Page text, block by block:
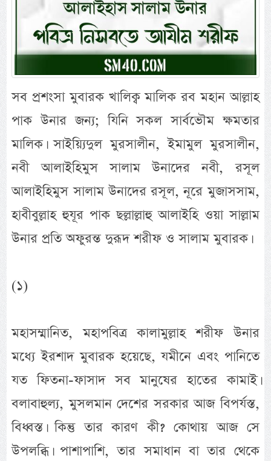
সব প্রশংসা মুবারক খালিক্ব মালিক রব মহান আল্লাহ
পাক উনার জন্য; যিনি সকল সার্বভৌম ক্ষমতার
মালিক। সাইয়্যিদুল মুরসালীন, ইমামুল মুরসালীন,
নবী আলাইহিমুস সালাম উনাদের নবী, রসূল
আলাইহিমুস সালাম উনাদের রসূল, নূরে মুজাসসাম,
হাবীবুল্লাহ হুযূর পাক ছল্লাল্লাহু আলাইহি ওয়া সাল্লাম
উনার প্রতি অফুরন্ত দুরূদ শরীফ ও সালাম মুবারক।
(১)
মহাসম্মানিত, মহাপবিত্র কালামুল্লাহ শরীফ উনার
মধ্যে ইরশাদ মুবারক হয়েছে, যমীনে এবং পানিতে
যত ফিতনা-ফাসাদ সব মানুষের হাতের কামাই।
বলাবাহুল্য, মুসলমান দেশের সরকার আজ বিপর্যস্ত,
বিধ্বস্ত। কিন্তু তার কারণ কী? কোথায় আজ সে
উপলব্ধি। পাশাপাশি, তার সমাধান বা তার থেকে